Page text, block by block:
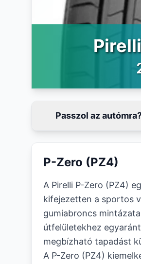
Passzol az
P-Zero (PZ4)
A Pirelli P-Zero (PZ4)
kifejezetten a sportos
gumiabroncs
útfelületekhez
megbízható tapadást
A P-Zero (PZ4)